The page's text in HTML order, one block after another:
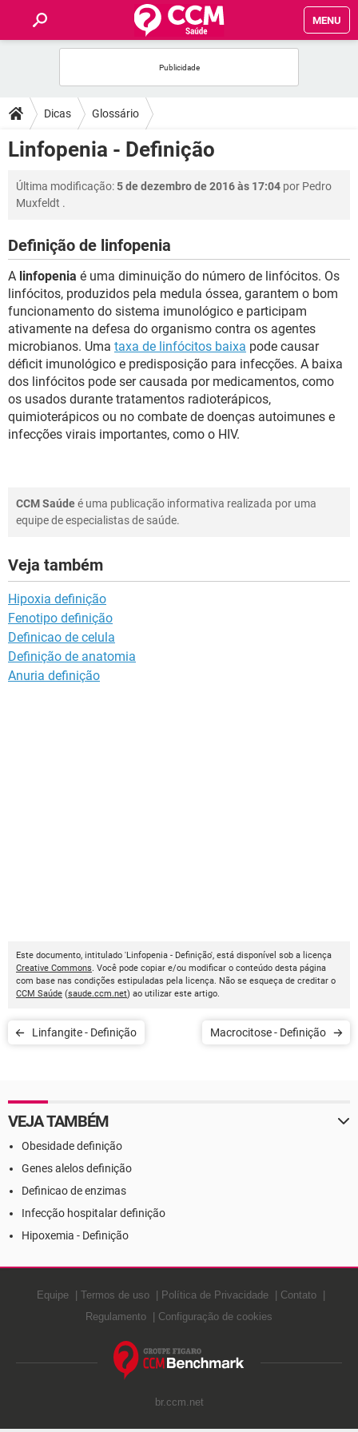
MENU
FÓRUM
SAÚDE
FAMÍLIA
SEXUALIDADE
GLOSSÁRIO
Dicas Glossário
Linfopenia - Definição
Última modificação:5 de dezembro de 2016 às 17:04 por Pedro
Muxfeldt .
Definição de linfopenia
A linfopenia é uma diminuição do número de linfócitos. Os
linfócitos, produzidos pela medula óssea, garantem o bom
funcionamento do sistema imunológico e participam
ativamente na defesa do organismo contra os agentes
microbianos. Uma taxa de linfócitos baixa pode causar
déficit imunológico e predisposição para infecções. A baixa
dos linfócitos pode ser causada por medicamentos, como
os usados durante tratamentos radioterápicos,
quimioterápicos ou no combate de doenças autoimunes e
infecções virais importantes, como o HIV.
CCM Saúdeé uma publicação informativa realizada por uma
equipe de especialistas de saúde.
Veja também
Hipoxia definição
Fenotipo definição
Definicao de celula
Definição de anatomia
Anuria definição
Este documento, intitulado 'Linfopenia - Definição', está disponível sob a licença
Creative Commons. Você pode copiar e/ou modificar o conteúdo desta página
com base nas condições estipuladas pela licença. Não se esqueça de creditar o
CCM Saúde (saude.ccm.net) ao utilizar este artigo.
Linfangite - Definição Macrocitose - Definição
VEJA TAMBÉM
Obesidade definição
Genes alelos definição
Definicao de enzimas
Infecção hospitalar definição
Hipoxemia - Definição
Equipe Termos de uso Política de Privacidade
Contato
Regulamento
Configuração de cookies
br.ccm.net